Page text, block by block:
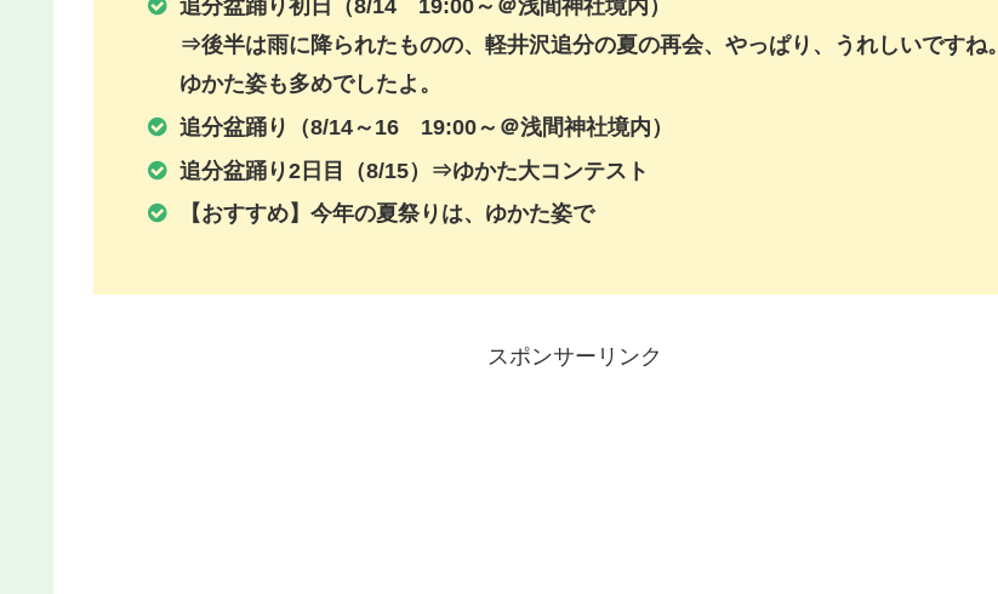
追分盆踊り初日（8/14 19:00～＠浅間神社境内）
⇒後半は雨に降られたものの、軽井沢追分の夏の再会、やっぱり、うれしいですね。
ゆかた姿も多めでしたよ。
追分盆踊り（8/14～16 19:00～＠浅間神社境内）
追分盆踊り2日目（8/15）⇒ゆかた大コンテスト
【おすすめ】今年の夏祭りは、ゆかた姿で
スポンサーリンク